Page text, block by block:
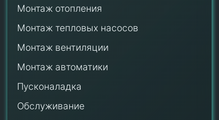
Монтаж отопления
Монтаж тепловых насосов
Монтаж вентиляции
Монтаж автоматики
Пусконаладка
Обслуживание